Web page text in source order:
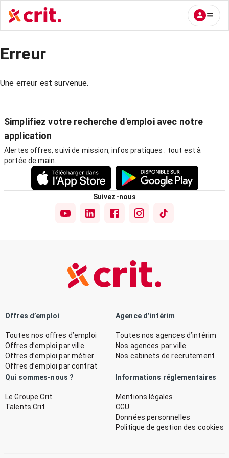
Erreur
Une erreur est survenue.
Simplifiez votre recherche d'emploi avec notre
application
Alertes offres, suivi de mission, infos pratiques : tout est à
portée de main.
Suivez-nous
Offres d’emploi
Toutes nos offres d’emploi
Offres d’emploi par ville
Offres d’emploi par métier
Offres d’emploi par contrat
Agence d’intérim
Toutes nos agences d’intérim
Nos agences par ville
Nos cabinets de recrutement
Qui sommes-nous ?
Le Groupe Crit
Talents Crit
Informations réglementaires
Mentions légales
CGU
Données personnelles
Politique de gestion des cookies